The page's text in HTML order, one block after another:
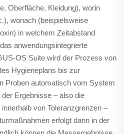
Oberfläche, Kleidung), worin
wonach (beispielsweise
in welchem Zeitabstand
anwendungsintegrierte
OS Suite wird der Prozess von
Hygieneplans bis zur
Proben automatisch vom System
Ergebnisse – also die
von Toleranzgrenzen –
erfolgt dann in der